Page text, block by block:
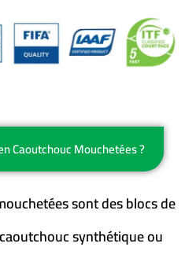
Caoutchouc Mouchetées ?
sont des blocs de
synthétique ou